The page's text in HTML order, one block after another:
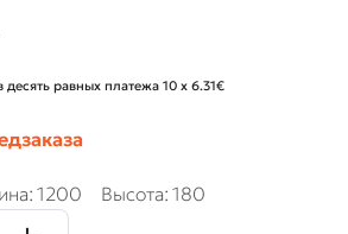
десять равных платежа 10 x 6.31€
1200 Высота: 180